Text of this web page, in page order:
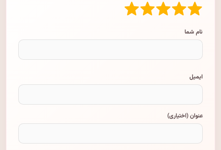
نام شما
ایمیل
عنوان (اختیاری)